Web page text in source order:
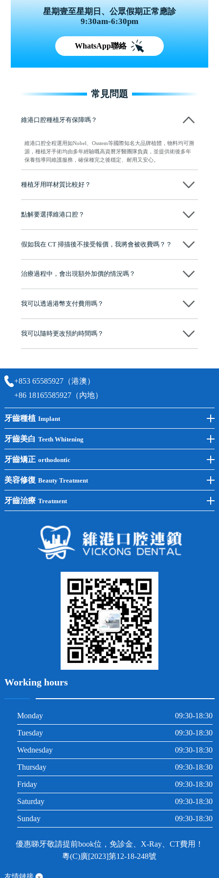
星期壹至星期日、公眾假期正常應診
9:30am-6:30pm
WhatsApp聯絡
常見問題
維港口腔種植牙有保障嗎？
維港口腔全程選用如Nobel、Osstem等國際知名大品牌植體，物料均可溯
源，種植牙手術均由多年經驗嘅高資曆牙醫團隊負責，並提供術後多年
保養指導同維護服務，確保種完之後穩定、耐用又安心。
種植牙用咩材質比較好？
點解要選擇維港口腔？
牌」、「2025香港企業領袖品牌」，是諾貝爾種植系統全球放心植牙中
至今已服務超過三十個國家和地區的顧客，受到粵港澳大灣區及周邊城
市市民極高的口碑評價及信任推薦 珠海、深圳設有八大分院，香港亦設
有咨詢及服務保障中心，有任何問題都可以隨時預約免費咨詢，讓人十
假如我在 CT 掃描後不接受報價，我將會被收費嗎？？
治療過程中，會出現額外加價的情況嗎？
不會，治療前我們會詳細說明治療方案及對應的價錢，顧客同意並簽字
我可以透過港幣支付費用嗎？
我可以隨時更改預約時間嗎？
+853 65585927（港澳）
+86 18165585927（內地）
牙齒種植 Implant
前牙種植
後牙種植
單顆種植
半口種植
全口種植
牙齒美白 Teeth Whitening
冷光美白
洗牙
黃黑牙
四環素牙
常見問題
牙齒矯正 orthodontic
牙齒矯正
兒童矯正
牙列不齊
美容修復 Beauty Treatment
全瓷牙
牙齒治療 Treatment
Working hours
Monday 09:30-18:30
Tuesday 09:30-18:30
Wednesday 09:30-18:30
Thursday 09:30-18:30
Friday 09:30-18:30
Saturday 09:30-18:30
Sunday 09:30-18:30
優惠睇牙敬請提前book位，免診金、X-Ray、CT費用！
粵(C)廣[2023]第12-18-248號
友情鏈接